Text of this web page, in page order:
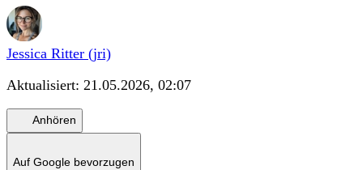
Jessica Ritter (jri)
Aktualisiert: 21.05.2026, 02:07
Anhören
Auf Google bevorzugen